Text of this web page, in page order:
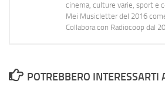
cinema, culture varie, sport e
Mei Musicletter del 2016
Collabora con Radiocoop dal
POTREBBERO INTERESSARTI